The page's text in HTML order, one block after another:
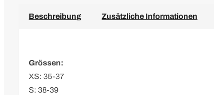
Beschreibung Zusätzliche Informationen
Grössen:
XS: 35-37
S: 38-39